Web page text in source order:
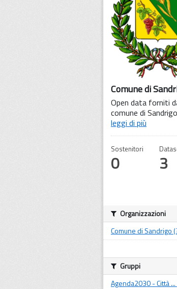
Comune di
Open data forniti
comune di
leggi di più
Sostenitori
0 3
Organizzazioni
Comune di Sandrigo
Gruppi
Agenda2030 - Città ...